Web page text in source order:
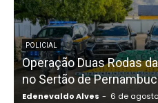
POLICIAL
Operação Duas Rodas
no Sertão de
Edenevaldo Alves - 6 de